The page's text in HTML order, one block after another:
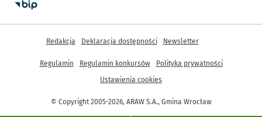
© Copyright 2005-2026, ARAW S.A., Gmina Wrocław
Inne informacje
Redakcja Deklaracja dostępności Newsletter
Regulamin Regulamin konkursów
Polityka prywatności
Ustawienia cookies